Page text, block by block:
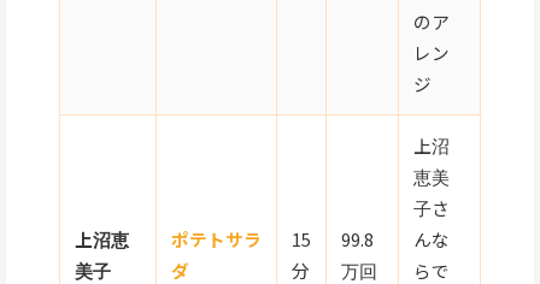
のア
レン
ジ
上沼恵
美子
ポテトサラ
ダ
15
分
99.8
万回
上沼
恵美
子さ
んな
らで